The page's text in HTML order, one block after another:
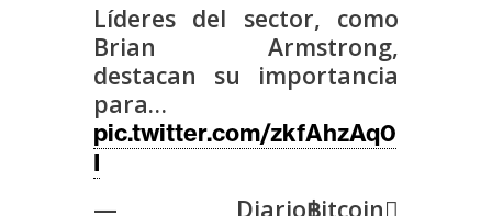
Líderes del sector, como
Brian Armstrong,
destacan su importancia
para…
pic.twitter.com/zkfAhzAq0
I
— Diario฿itcoin